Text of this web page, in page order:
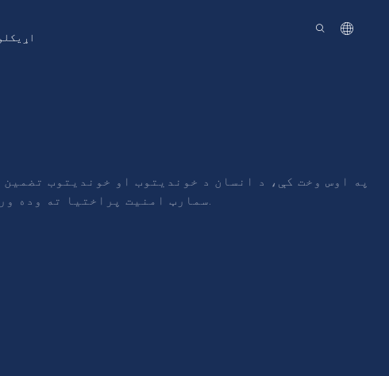
په اوس وخت کې، د انسان د خوندیتوب او خوندیتوب
سمارټ امنیت پراختیا ته وده ورکړې. د کلونو لپاره، جوینټ په سمارټ امنیت کې د حلونو غوره کولو ته ژمن دی.